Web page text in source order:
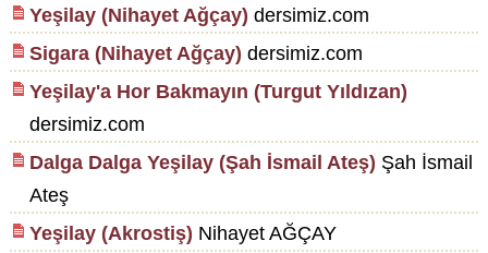
Yeşilay (Nihayet Ağçay) dersimiz.com
Sigara (Nihayet Ağçay) dersimiz.com
Yeşilay'a Hor Bakmayın (Turgut Yıldızan)
dersimiz.com
Dalga Dalga Yeşilay (Şah İsmail Ateş) Şah İsmail
Ateş
Yeşilay (Akrostiş) Nihayet AĞÇAY